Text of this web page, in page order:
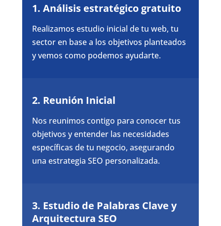
1. Análisis estratégico gratuito
Realizamos estudio inicial de tu web, tu
sector en base a los objetivos planteados
y vemos como podemos ayudarte.
2. Reunión Inicial
Nos reunimos contigo para conocer tus
objetivos y entender las necesidades
específicas de tu negocio, asegurando
una estrategia SEO personalizada.
3. Estudio de Palabras Clave y
Arquitectura SEO